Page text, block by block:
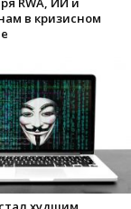
в кризисном